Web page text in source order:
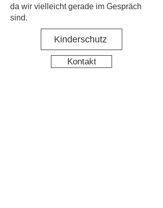
da wir vielleicht gerade im Gespräch
sind.
Kinderschutz
Kontakt